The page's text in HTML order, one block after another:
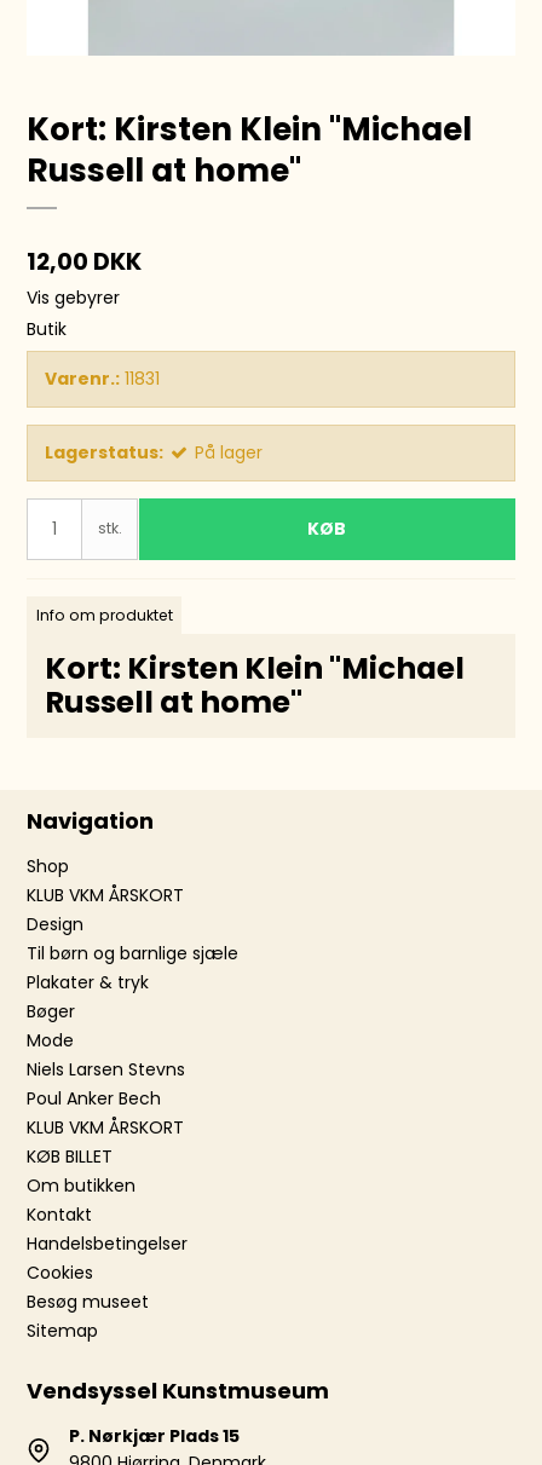
Kort: Kirsten Klein "Michael
Russell at home''
12,00 DKK
Vis gebyrer
Butik
Varenr.: 11831
Lagerstatus: På lager
stk. KØB
Info om produktet
Kort: Kirsten Klein "Michael
Russell at home''
Navigation
Shop
KLUB VKM ÅRSKORT
Design
Til børn og barnlige sjæle
Plakater & tryk
Bøger
Mode
Niels Larsen Stevns
Poul Anker Bech
KLUB VKM ÅRSKORT
KØB BILLET
Om butikken
Kontakt
Handelsbetingelser
Cookies
Besøg museet
Sitemap
Vendsyssel Kunstmuseum
P. Nørkjær Plads 15